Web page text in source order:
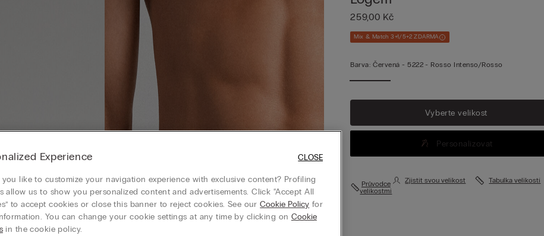
259,00 Kč
Mix & Match 3+1/5+2 ZDARMA
Barva: Červená -5222 - Rosso Intenso/rosso
Vyberte velikost
Personalizovat
Průvodce
velikostmi
Zjistit svou velikost Tabulka velikostí
Experience
like to customize your navigation experience with exclusive content? Profiling
allow us to show you personalized content and advertisements. Click “Accept All
to accept cookies or close this banner to reject cookies. See ourCookie Policy for
You can change your cookie settings at any time by clicking on Cookie
in the cookie policy.
CLOSE